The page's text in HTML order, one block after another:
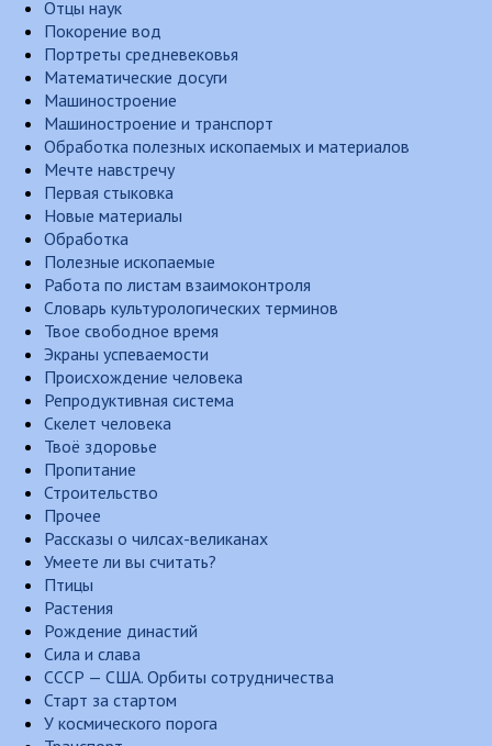
Отцы наук
Покорение вод
Портреты средневековья
Математические досуги
Машиностроение
Машиностроение и транспорт
Обработка полезных ископаемых и материалов
Мечте навстречу
Первая стыковка
Новые материалы
Обработка
Полезные ископаемые
Работа по листам взаимоконтроля
Словарь культурологических терминов
Твое свободное время
Экраны успеваемости
Происхождение человека
Репродуктивная система
Скелет человека
Твоё здоровье
Пропитание
Строительство
Прочее
Рассказы о чилсах-великанах
Умеете ли вы считать?
Птицы
Растения
Рождение династий
Сила и слава
СССР — США. Орбиты сотрудничества
Старт за стартом
У космического порога